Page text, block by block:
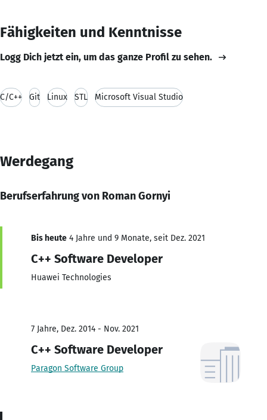
Fähigkeiten und Kenntnisse
Logg Dich jetzt ein, um das ganze Profil zu sehen.
C/C++ Git Linux STL Microsoft Visual Studio
Werdegang
Berufserfahrung von Roman Gornyi
Bis heute 4 Jahre und 9 Monate, seit Dez. 2021
C++ Software Developer
Huawei Technologies
7 Jahre, Dez. 2014 - Nov. 2021
C++ Software Developer
Paragon Software Group